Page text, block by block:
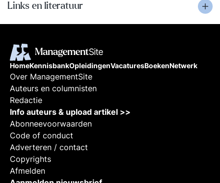
Links en literatuur
HomeKennisbankOpleidingenVacaturesBoekenNetwerk
Over ManagementSite
Auteurs en columnisten
Redactie
Info auteurs & upload artikel >>
Abonneevoorwaarden
Code of conduct
Adverteren / contact
Copyrights
Afmelden